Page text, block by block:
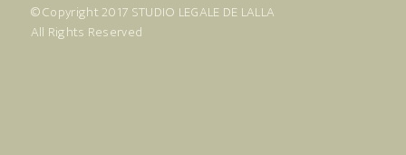
© Copyright 2017 STUDIO LEGALE DE LALLA
All Rights Reserved